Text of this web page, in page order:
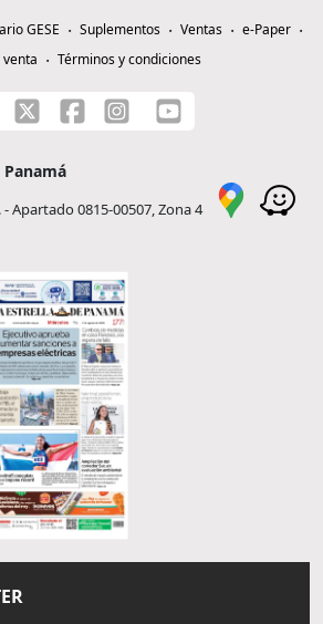
GESE Suplementos Ventas
e-Paper
venta
Términos y condiciones
Apartado 0815-00507, Zona 4